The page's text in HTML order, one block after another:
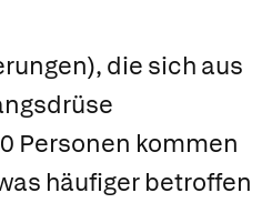
die sich aus
Personen kommen
häufiger betroffen